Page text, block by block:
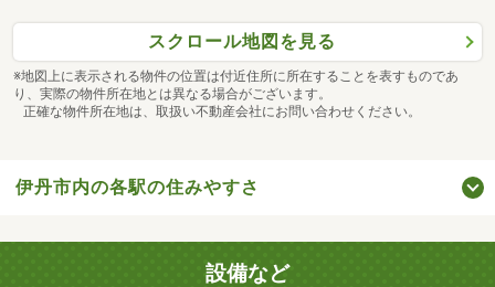
スクロール地図を見る
※地図上に表示される物件の位置は付近住所に所在することを表すものであ
り、実際の物件所在地とは異なる場合がございます。
正確な物件所在地は、取扱い不動産会社にお問い合わせください。
伊丹市内の各駅の住みやすさ
設備など